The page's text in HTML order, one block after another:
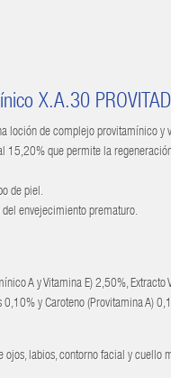
X.A.30
loción de complejo provitamínico
15,20% que permite la
de piel.
envejecimiento prematuro.
A y Vitamina E) 2,50%,
y Caroteno (Provitamina A)
ojos, labios, contorno facial y cuello